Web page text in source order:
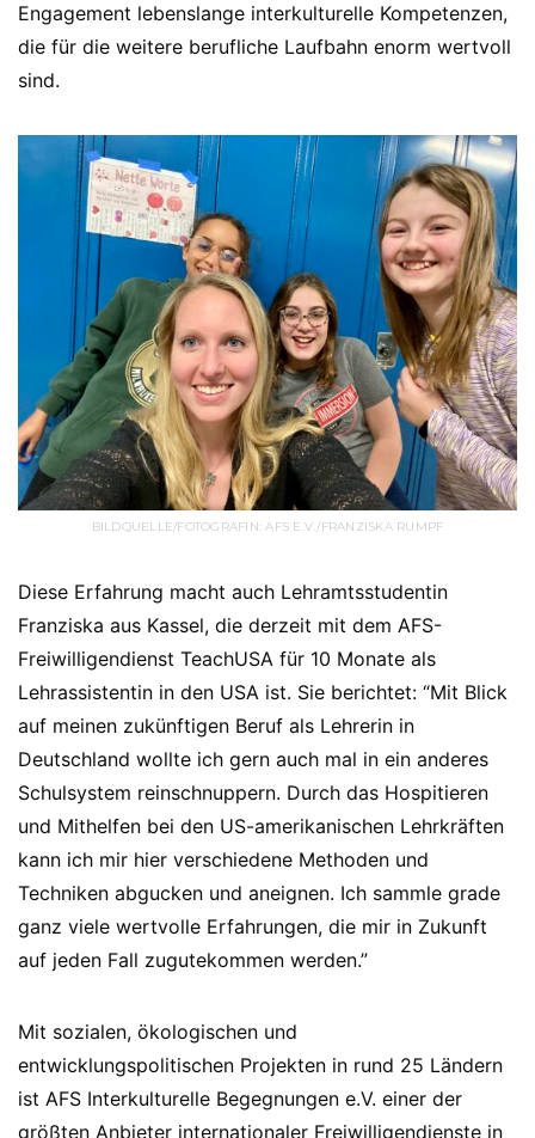
Engagement lebenslange interkulturelle Kompetenzen,
die für die weitere berufliche Laufbahn enorm wertvoll
sind.
BILDQUELLE/FOTOGRAFIN: AFS E.V./FRANZISKA RUMPF
Diese Erfahrung macht auch Lehramtsstudentin
Franziska aus Kassel, die derzeit mit dem AFS-
Freiwilligendienst TeachUSA für 10 Monate als
Lehrassistentin in den USA ist. Sie berichtet: “Mit Blick
auf meinen zukünftigen Beruf als Lehrerin in
Deutschland wollte ich gern auch mal in ein anderes
Schulsystem reinschnuppern. Durch das Hospitieren
und Mithelfen bei den US-amerikanischen Lehrkräften
kann ich mir hier verschiedene Methoden und
Techniken abgucken und aneignen. Ich sammle grade
ganz viele wertvolle Erfahrungen, die mir in Zukunft
auf jeden Fall zugutekommen werden.”
Mit sozialen, ökologischen und
entwicklungspolitischen Projekten in rund 25 Ländern
ist AFS Interkulturelle Begegnungen e.V. einer der
größten Anbieter internationaler Freiwilligendienste in